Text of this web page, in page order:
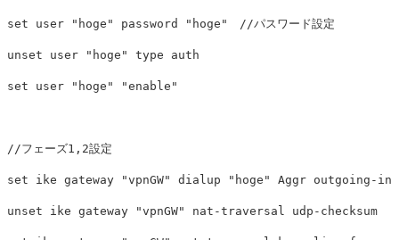
set user "hoge" password "hoge"　//パスワード設定
unset user "hoge" type auth
set user "hoge" "enable"
//フェーズ1,2設定
set ike gateway "vpnGW" dialup "hoge" Aggr outgoing-
unset ike gateway "vpnGW" nat-traversal udp-checksum